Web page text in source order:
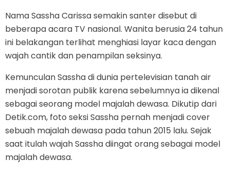
Nama Sassha Carissa semakin santer disebut di
beberapa acara TV nasional. Wanita berusia 24 tahun
ini belakangan terlihat menghiasi layar kaca dengan
wajah cantik dan penampilan seksinya.
Kemunculan Sassha di dunia pertelevisian tanah air
menjadi sorotan publik karena sebelumnya ia dikenal
sebagai seorang model majalah dewasa. Dikutip dari
Detik.com, foto seksi Sassha pernah menjadi cover
sebuah majalah dewasa pada tahun 2015 lalu. Sejak
saat itulah wajah Sassha diingat orang sebagai model
majalah dewasa.